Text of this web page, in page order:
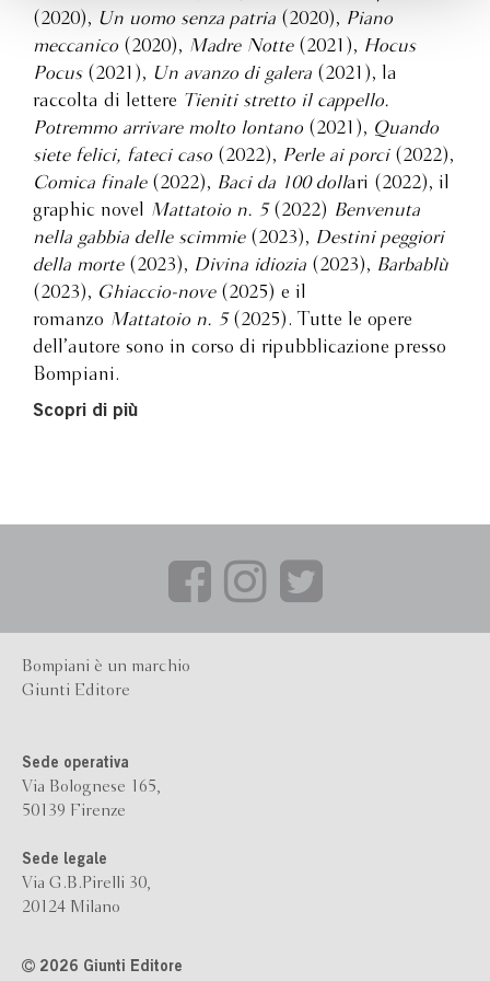
(2020), Un uomo senza patria (2020), Piano
meccanico (2020), Madre Notte(2021), Hocus
Pocus(2021), Un avanzo di galera (2021), la
raccolta di lettere Tieniti stretto il cappello.
Potremmo arrivare molto lontano (2021), Quando
siete felici, fateci caso (2022), Perle ai porci(2022),
Comica finale(2022), Baci da 100 dollari (2022), il
graphic novel
Mattatoio n. 5(2022) Benvenuta
nella gabbia delle scimmie(2023), Destini peggiori
della morte(2023), Divina idiozia (2023), Barbablù
(2023), Ghiaccio-nove(2025) e il
romanzo Mattatoio n. 5(2025). Tutte le opere
dell’autore sono in corso di ripubblicazione presso
Bompiani.
Scopri di più
Bompiani è un marchio
Giunti Editore
Sede operativa
Via Bolognese 165,
50139 Firenze
Sede legale
Via G.B.Pirelli 30,
20124 Milano
2026 Giunti Editore